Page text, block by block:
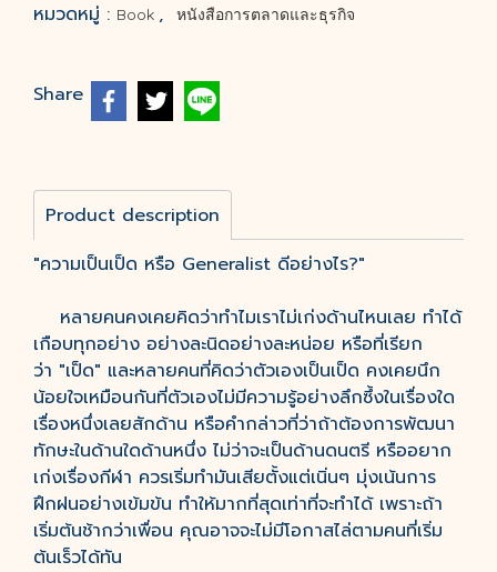
หมวดหมู่ : Book , หนังสือการตลาดและธุรกิจ
Share
Product description
"ความเป็นเป็ด หรือ Generalist ดีอย่างไร?"
หลายคนคงเคยคิดว่าทำไมเราไม่เก่งด้านไหนเลย ทำได้
เกือบทุกอย่าง อย่างละนิดอย่างละหน่อย หรือที่เรียก
ว่า "เป็ด" และหลายคนที่คิดว่าตัวเองเป็นเป็ด คงเคยนึก
น้อยใจเหมือนกันที่ตัวเองไม่มีความรู้อย่างลึกซึ้งในเรื่องใด
เรื่องหนึ่งเลยสักด้าน หรือคำกล่าวที่ว่าถ้าต้องการพัฒนา
ทักษะในด้านใดด้านหนึ่ง ไม่ว่าจะเป็นด้านดนตรี หรืออยาก
เก่งเรื่องกีฬา ควรเริ่มทำมันเสียตั้งแต่เนิ่นๆ มุ่งเน้นการ
ฝึกฝนอย่างเข้มข้น ทำให้มากที่สุดเท่าที่จะทำได้ เพราะถ้า
เริ่มต้นช้ากว่าเพื่อน คุณอาจจะไม่มีโอกาสไล่ตามคนที่เริ่ม
ต้นเร็วได้ทัน